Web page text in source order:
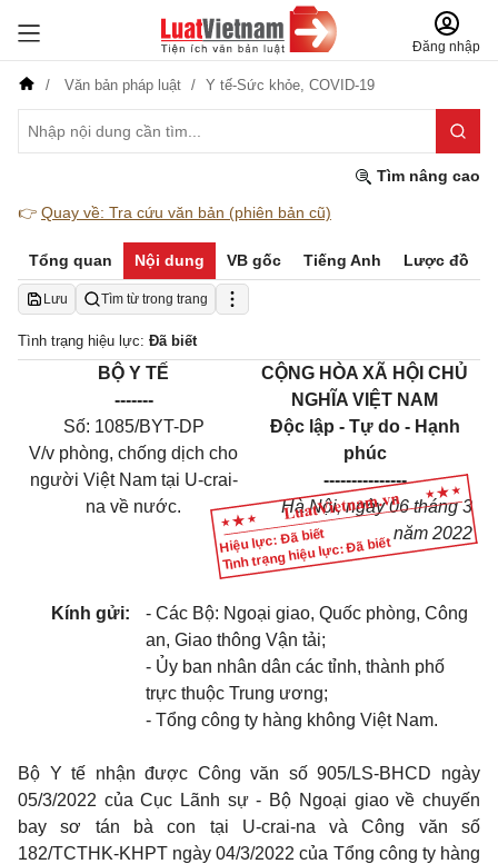
Đăng nhập
Văn bản pháp luật Y tế-Sức khỏe, COVID-19
Tìm nâng cao
👉 Quay về: Tra cứu văn bản (phiên bản cũ)
Tổng quan Nội dung VB gốc Tiếng Anh Lược đồ
Lưu Tìm từ trong trang
Tình trạng hiệu lực: Đã biết
Hiệu lực: Đã biết
Tình trạng hiệu lực: Đã biết
BỘ Y TẾ
-------
Số: 1085/BYT-DP
V/v phòng, chống dịch cho
người Việt Nam tại U-crai-
na về nước.
CỘNG HÒA XÃ HỘI CHỦ
NGHĨA VIỆT NAM
Độc lập - Tự do - Hạnh
phúc
---------------
Hà Nội, ngày 06 tháng 3
năm 2022
Kính gửi:
- Các Bộ: Ngoại giao, Quốc phòng, Công
an, Giao thông Vận tải;
- Ủy ban nhân dân các tỉnh, thành phố
trực thuộc Trung ương;
- Tổng công ty hàng không Việt Nam.
Bộ Y tế nhận được Công văn số 905/LS-BHCD ngày
05/3/2022 của Cục Lãnh sự - Bộ Ngoại giao về chuyến
bay sơ tán bà con tại U-crai-na và Công văn số
182/TCTHK-KHPT ngày 04/3/2022 của Tổng công ty hàng